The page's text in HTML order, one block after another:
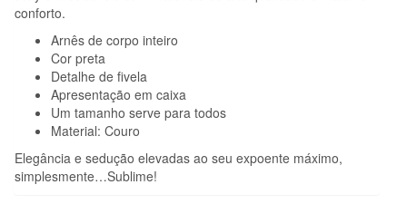
conforto.
Arnês de corpo inteiro
Cor preta
Detalhe de fivela
Apresentação em caixa
Um tamanho serve para todos
Material: Couro
Elegância e sedução elevadas ao seu expoente máximo,
simplesmente…Sublime!